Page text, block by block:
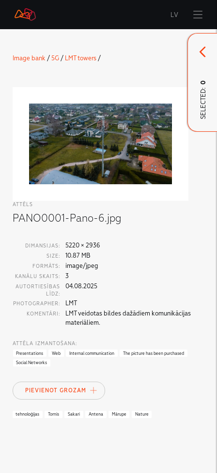
Start
LMT Defence
Downloads and news
Developed materials
LV
Image bank /5G/ LMT towers/
ATTĒLS
PANO0001-Pano-6.jpg
DIMANSIJAS: 5220 × 2936
SIZE: 10.87 MB
FORMĀTS: image/jpeg
KANĀLU SKAITS: 3
AUTORTIESĪBAS
LĪDZ:
04.08.2025
PHOTOGRAPHER: LMT
KOMENTĀRI:
LMT veidotas bildes dažādiem komunikācijas
materiāliem.
ATTĒLA IZMANTOŠANA:
Presentations Web Internal communication
The picture has been purchased
Social Networks
PIEVIENOT GROZAM
tehnoloģijas Tornis Sakari Antena Mārupe Nature
SELECTED:
0